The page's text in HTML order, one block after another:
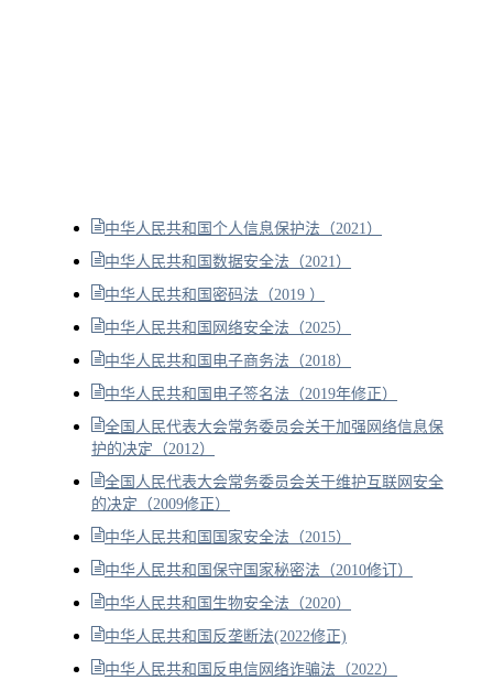
中华人民共和国个人信息保护法（2021）
中华人民共和国数据安全法（2021）
中华人民共和国密码法（2019 ）
中华人民共和国网络安全法（2025）
中华人民共和国电子商务法（2018）
中华人民共和国电子签名法（2019年修正）
全国人民代表大会常务委员会关于加强网络信息保
护的决定（2012）
全国人民代表大会常务委员会关于维护互联网安全
的决定（2009修正）
中华人民共和国国家安全法（2015）
中华人民共和国保守国家秘密法（2010修订）
中华人民共和国生物安全法（2020）
中华人民共和国反垄断法(2022修正)
中华人民共和国反电信网络诈骗法（2022）